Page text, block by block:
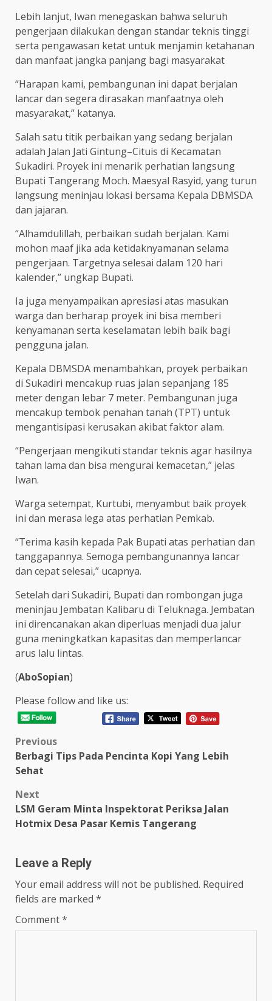
Lebih lanjut, Iwan menegaskan bahwa seluruh
pengerjaan dilakukan dengan standar teknis tinggi
serta pengawasan ketat untuk menjamin ketahanan
dan manfaat jangka panjang bagi masyarakat
“Harapan kami, pembangunan ini dapat berjalan
lancar dan segera dirasakan manfaatnya oleh
masyarakat,” katanya.
Salah satu titik perbaikan yang sedang berjalan
adalah Jalan Jati Gintung–Cituis di Kecamatan
Sukadiri. Proyek ini menarik perhatian langsung
Bupati Tangerang Moch. Maesyal Rasyid, yang turun
langsung meninjau lokasi bersama Kepala DBMSDA
dan jajaran.
“Alhamdulillah, perbaikan sudah berjalan. Kami
mohon maaf jika ada ketidaknyamanan selama
pengerjaan. Targetnya selesai dalam 120 hari
kalender,” ungkap Bupati.
Ia juga menyampaikan apresiasi atas masukan
warga dan berharap proyek ini bisa memberi
kenyamanan serta keselamatan lebih baik bagi
pengguna jalan.
Kepala DBMSDA menambahkan, proyek perbaikan
di Sukadiri mencakup ruas jalan sepanjang 185
meter dengan lebar 7 meter. Pembangunan juga
mencakup tembok penahan tanah (TPT) untuk
mengantisipasi kerusakan akibat faktor alam.
“Pengerjaan mengikuti standar teknis agar hasilnya
tahan lama dan bisa mengurai kemacetan,” jelas
Iwan.
Warga setempat, Kurtubi, menyambut baik proyek
ini dan merasa lega atas perhatian Pemkab.
“Terima kasih kepada Pak Bupati atas perhatian dan
tanggapannya. Semoga pembangunannya lancar
dan cepat selesai,” ucapnya.
Setelah dari Sukadiri, Bupati dan rombongan juga
meninjau Jembatan Kalibaru di Teluknaga. Jembatan
ini direncanakan akan diperluas menjadi dua jalur
guna meningkatkan kapasitas dan memperlancar
arus lalu lintas.
(AboSopian)
Please follow and like us:
Post
navigation
Previous
Berbagi Tips Pada Pencinta Kopi Yang Lebih
Sehat
Next
LSM Geram Minta Inspektorat Periksa Jalan
Hotmix Desa Pasar Kemis Tangerang
Leave a Reply
Your email address will not be published. Required
fields are marked *
Comment*